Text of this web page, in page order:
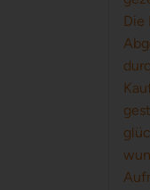
Die